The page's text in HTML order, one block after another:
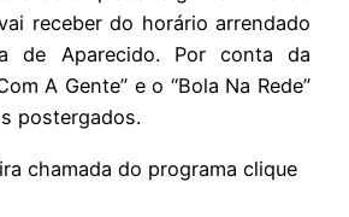
receber do horário arrendado
de Aparecido. Por conta da
A Gente” e o “Bola Na Rede”
postergados.
chamada do programa clique